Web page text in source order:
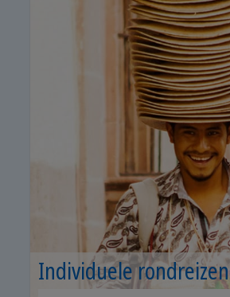
Individuele rondreizen